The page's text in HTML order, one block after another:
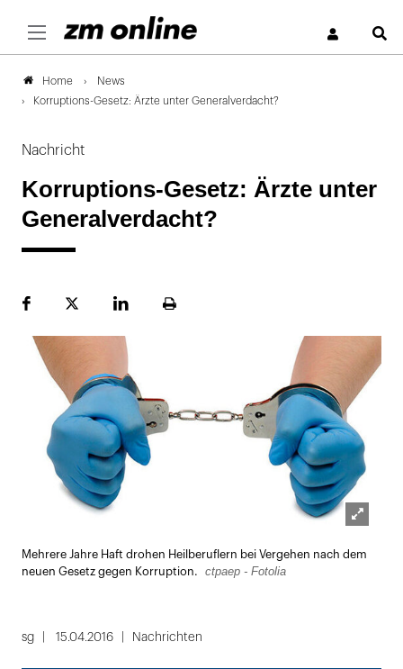
Home
News
Korruptions-Gesetz: Ärzte unter Generalverdacht?
Nachricht
Korruptions-Gesetz: Ärzte unter
Generalverdacht?
FacebookPlattformLinekdInSeite
öffnen
Mehrere Jahre Haft drohen Heilberuflern bei Vergehen nach dem
neuen Gesetz gegen Korruption.
ctpaep - Fotolia
sg 15.04.2016 Nachrichten